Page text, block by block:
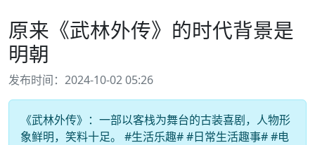
原来《武林外传》的时代背景是
明朝
发布时间：2024-10-02 05:26
《武林外传》：一部以客栈为舞台的古装喜剧，人物形
象鲜明，笑料十足。 #生活乐趣# #日常生活趣事# #电